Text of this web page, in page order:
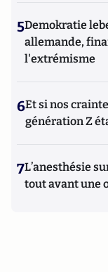
5Demokratie
allemande,
l'extrémisme
6Et si nos
génération Z
7L’anesthésie
tout avant une